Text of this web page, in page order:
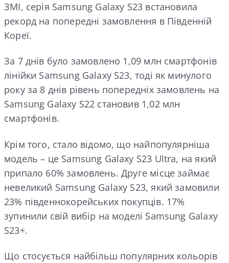
ЗМІ, серія Samsung Galaxy S23 встановила
рекорд на попередні замовлення в Південній
Кореї.
За 7 днів було замовлено 1,09 млн смартфонів
лінійки Samsung Galaxy S23, тоді як минулого
року за 8 днів рівень попередніх замовлень на
Samsung Galaxy S22 становив 1,02 млн
смартфонів.
Крім того, стало відомо, що найпопулярніша
модель – це Samsung Galaxy S23 Ultra, на який
припало 60% замовлень. Друге місце займає
невеликий Samsung Galaxy S23, який замовили
23% південнокорейських покупців. 17%
зупинили свій вибір на моделі Samsung Galaxy
S23+.
Що стосується найбільш популярних кольорів